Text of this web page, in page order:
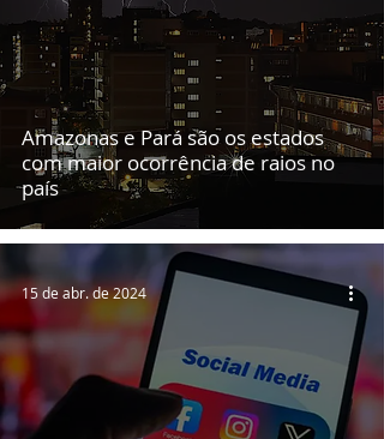
Amazonas e Pará são os estados
com maior ocorrência de raios no
país
15 de abr. de 2024